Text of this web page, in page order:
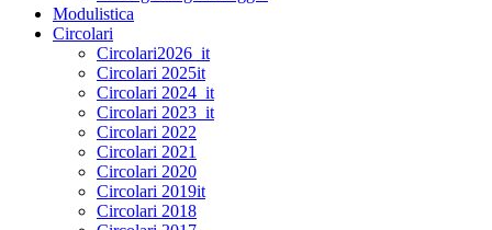
Modulistica
Circolari
Circolari2026_it
Circolari 2025it
Circolari 2024_it
Circolari 2023_it
Circolari 2022
Circolari 2021
Circolari 2020
Circolari 2019it
Circolari 2018